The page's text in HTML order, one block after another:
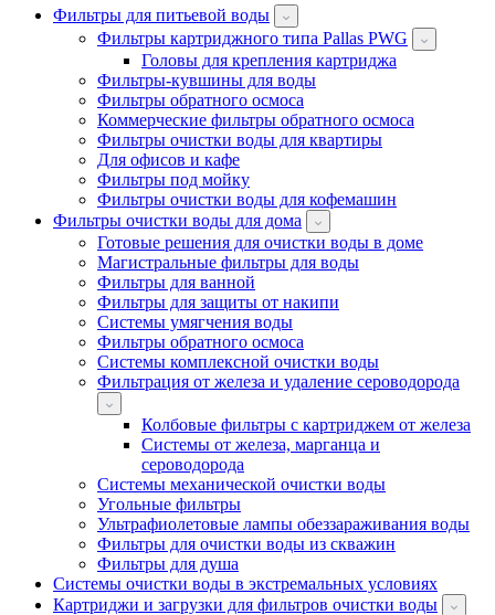
Фильтры для питьевой воды
Фильтры картриджного типа Pallas PWG
Головы для крепления картриджа
Фильтры-кувшины для воды
Фильтры обратного осмоса
Коммерческие фильтры обратного осмоса
Фильтры очистки воды для квартиры
Для офисов и кафе
Фильтры под мойку
Фильтры очистки воды для кофемашин
Фильтры очистки воды для дома
Готовые решения для очистки воды в доме
Магистральные фильтры для воды
Фильтры для ванной
Фильтры для защиты от накипи
Системы умягчения воды
Фильтры обратного осмоса
Системы комплексной очистки воды
Фильтрация от железа и удаление сероводорода
Колбовые фильтры с картриджем от железа
Системы от железа, марганца и
сероводорода
Системы механической очистки воды
Угольные фильтры
Ультрафиолетовые лампы обеззараживания воды
Фильтры для очистки воды из скважин
Фильтры для душа
Системы очистки воды в экстремальных условиях
Картриджи и загрузки для фильтров очистки воды